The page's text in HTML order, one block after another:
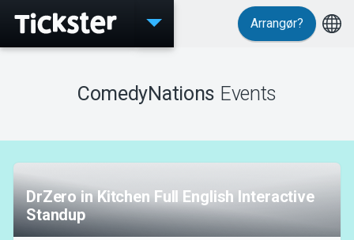
Events
MyTickster
Support
Arrangør?
ComedyNations Events
DrZero in Kitchen Full English Interactive
Standup